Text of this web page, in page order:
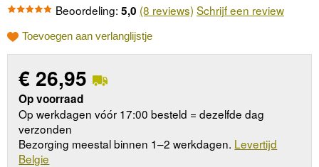
Beoordeling: 5,0 (8 reviews) Schrijf een review
Toevoegen aan verlanglijstje
€ 26,95
Op voorraad
Op werkdagen vóór 17:00 besteld = dezelfde dag
verzonden
Bezorging meestal binnen 1–2 werkdagen. Levertijd
Belgie